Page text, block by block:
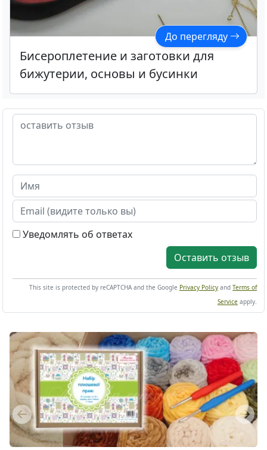
До перегляду
Бисероплетение и заготовки для
бижутерии, основы и бусинки
Уведомлять об ответах
Оставить отзыв
This site is protected by reCAPTCHA and the Google Privacy Policy and Terms of
Service apply.
Previous Next